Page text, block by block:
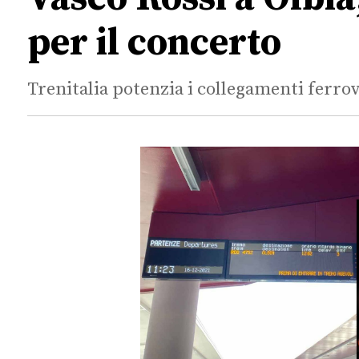
per il concerto
Trenitalia potenzia i collegamenti